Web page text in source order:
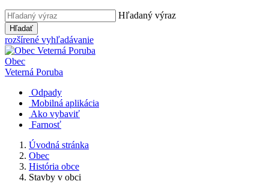
Hľadaný výraz
Hľadať
rozšírené vyhľadávanie
Obec
Veterná Poruba
Odpady
Mobilná aplikácia
Ako vybaviť
Farnosť
Úvodná stránka
Obec
História obce
Stavby v obci